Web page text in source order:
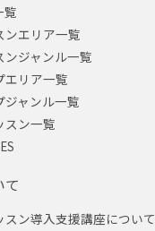
覧
ンエリア一覧
ンジャンル一覧
エリア一覧
ジャンル一覧
スン一覧
て
スン導入支援講座について